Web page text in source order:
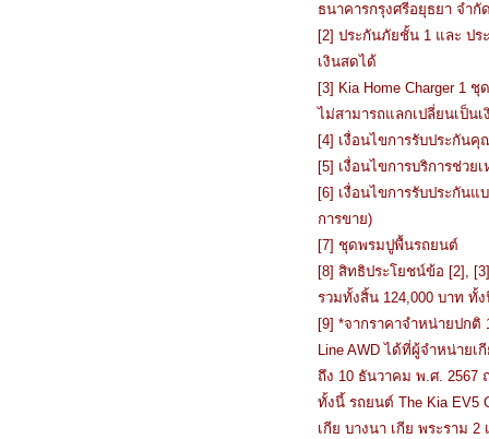
ธนาคารกรุงศรีอยุธยา จำ
[2] ประกันภัยชั้น 1 และ ปร
เงินสดได้
[3] Kia Home Charger 1
ไม่สามารถแลกเปลี่ยนเป็น
[4] เงื่อนไขการรับประกัน
[5] เงื่อนไขการบริการช่วย
[6] เงื่อนไขการรับประกันแ
การขาย)
[7] ชุดพรมปูพื้นรถยนต์
[8] สิทธิประโยชน์ข้อ [2],
รวมทั้งสิ้น 124,000 บาท ทั้
[9] *จากราคาจำหน่ายปกติ
Line AWD ได้ที่ผู้จำหน่าย
ถึง 10 ธันวาคม พ.ศ. 2567
ทั้งนี้ รถยนต์ The Kia EV5
เกีย บางนา เกีย พระราม